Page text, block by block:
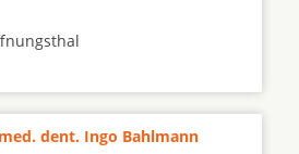
dent. Ingo Bahlmann